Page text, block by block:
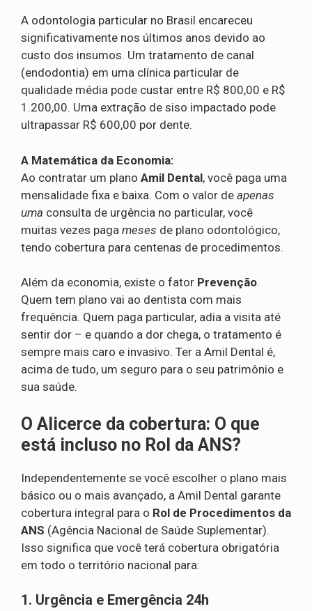
A odontologia particular no Brasil encareceu
significativamente nos últimos anos devido ao
custo dos insumos. Um tratamento de canal
(endodontia) em uma clínica particular de
qualidade média pode custar entre R$ 800,00 e R$
1.200,00. Uma extração de siso impactado pode
ultrapassar R$ 600,00 por dente.
A Matemática da Economia:
Ao contratar um plano Amil Dental, você paga uma
mensalidade fixa e baixa. Com o valor de apenas
uma consulta de urgência no particular, você
muitas vezes paga meses de plano odontológico,
tendo cobertura para centenas de procedimentos.
Além da economia, existe o fator Prevenção.
Quem tem plano vai ao dentista com mais
frequência. Quem paga particular, adia a visita até
sentir dor – e quando a dor chega, o tratamento é
sempre mais caro e invasivo. Ter a Amil Dental é,
acima de tudo, um seguro para o seu patrimônio e
sua saúde.
O Alicerce da cobertura: O que
está incluso no Rol da ANS?
Independentemente se você escolher o plano mais
básico ou o mais avançado, a Amil Dental garante
cobertura integral para o Rol de Procedimentos da
ANS (Agência Nacional de Saúde Suplementar).
Isso significa que você terá cobertura obrigatória
em todo o território nacional para:
1. Urgência e Emergência 24h